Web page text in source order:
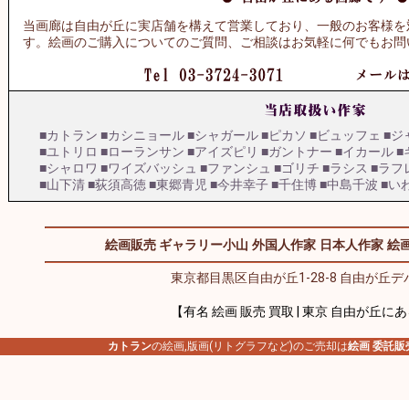
当画廊は自由が丘に実店舗を構えて営業しており、一般のお客様
す。絵画のご購入についてのご質問、ご相談はお気軽に何でもお
■カトラン ■カシニョール■シャガール■ピカソ ■ビュッフェ ■ジ
■ユトリロ ■ローランサン ■アイズピリ ■ガントナー ■イカール■
■シャロワ ■ワイズバッシュ ■ファンシュ ■ゴリチ ■ラシス ■ラフ
■山下清■荻須高徳■東郷青児 ■今井幸子■千住博■中島千波 ■い
絵画販売 ギャラリー小山 外国人作家 日本人作家 絵
東京都目黒区自由が丘1-28-8 自由が丘デ
【有名 絵画 販売 買取 | 東京 自由が丘に
カトランの絵画,版画(リトグラフなど)のご売却は絵画 委託販